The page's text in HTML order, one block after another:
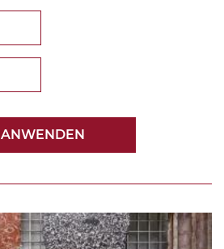
ANWENDEN